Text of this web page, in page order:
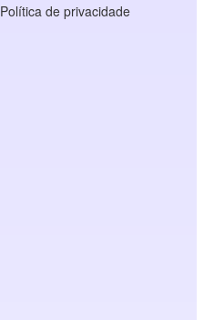
Política de privacidade